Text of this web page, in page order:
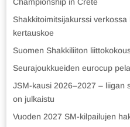
Championship in Crete
Shakkitoimitsijakurssi
kertauskoe
Suomen Shakkiliiton
Seurajoukkueiden eurocup
JSM-kausi 2026–2027 – liigan
on julkaistu
Vuoden 2027 SM-kilpailujen